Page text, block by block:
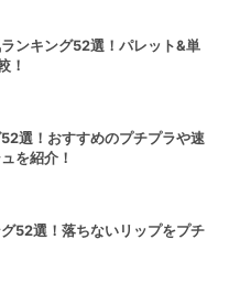
ンキング52選！パレット&単
！
選！おすすめのプチプラや速
を紹介！
52選！落ちないリップをプチ